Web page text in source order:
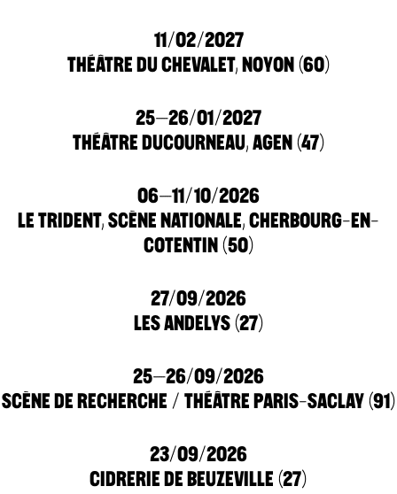
11/02/2027
THÉÂTRE DU CHEVALET, NOYON (60)
25–26/01/2027
THÉÂTRE DUCOURNEAU, AGEN (47)
06–11/10/2026
LE TRIDENT, SCÈNE NATIONALE, CHERBOURG-EN-
COTENTIN (50)
27/09/2026
LES ANDELYS (27)
25–26/09/2026
SCÈNE DE RECHERCHE / THÉÂTRE PARIS-SACLAY (91)
23/09/2026
CIDRERIE DE BEUZEVILLE (27)